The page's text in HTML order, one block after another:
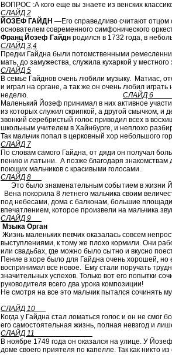
ВОПРОС :А кого еще вы знаете из венских
СЛАЙД 2
ЙОЗЕФ ГАЙДН —Его справедливо считают отцом
основателем современного симфонического
Франц Йозеф Гайдн родился в 1732 года, в
СЛАЙД 3,4
Предки Гайдна были потомственными
мать, до замужества, служила кухаркой у
СЛАЙД 5
В семье Гайднов очень любили музыку. Матиас,
и играл на органе, а так же он очень любил
неделю. СЛАЙД 6
Маленький Йозеф принимал в них активное
из которых служил скрипкой, а другой смычком,
звонкий серебристый голос приводил всех в
школьным учителем в Хайнбурге, и неплохо
Так мальчик попал в церковный хор небольшого
СЛАЙД 7
По словам самого Гайдна, от дяди он получал
пению и латыни. А позже благодаря
поющих мальчиков с красивыми голосами..
СЛАЙД 8
Это было знаменательным событием в
Вена покорила 8 летнего мальчика своим
под небесами, дома с балконам, большие
впечатлением, которое произвели на мальчика
СЛАЙД 9
Мзыка Орган
Жизнь маленьких певчих оказалась совсем
выступлениями, к тому же плохо кормили. Они
или свадьбах, где можно было сытно и вкусно
Пение в хоре было для Гайдна очень хорошей,
воспринимал все новое. Ему стали поручать
значительных успехов. Только вот его попытки
руководителя всего два урока композиции!
Не смотря на все это мальчик пытался сочинять
СЛАЙД 10
Когда у Гайдна стал ломаться голос и он не смог
его самостоятельная жизнь, полная невзгод и
СЛАЙД 11
В ноябре 1749 года он оказался на улице. У
доме своего приятеля по капелле. Так как никто